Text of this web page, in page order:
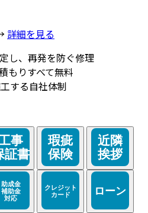
詳細を見る
し、再発を防ぐ修理
もりすべて無料
する自社体制